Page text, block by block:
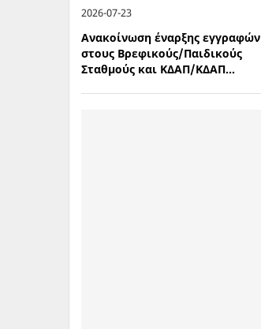
2026-07-23
Ανακοίνωση έναρξης εγγραφών
στους Βρεφικούς/Παιδικούς
Σταθμούς και ΚΔΑΠ/ΚΔΑΠ...